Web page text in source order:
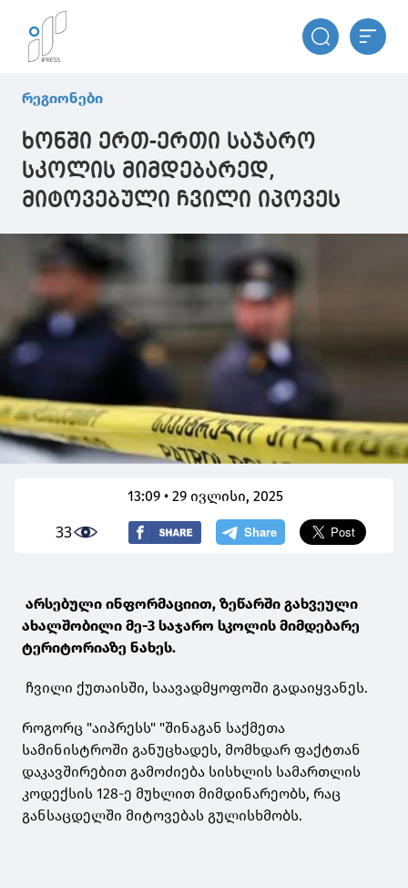
რეგიონები
ხონში ერთ-ერთი საჯარო
სკოლის მიმდებარედ,
მიტოვებული ჩვილი იპოვეს
13:09 • 29 ივლისი, 2025
33
არსებული ინფორმაციით, ზეწარში გახვეული
ახალშობილი მე-3 საჯარო სკოლის მიმდებარე
ტერიტორიაზე ნახეს.
ჩვილი ქუთაისში, საავადმყოფოში გადაიყვანეს.
როგორც "აიპრესს" "შინაგან საქმეთა
სამინისტროში განუცხადეს, მომხდარ ფაქტთან
დაკავშირებით გამოძიება სისხლის სამართლის
კოდექსის 128-ე მუხლით მიმდინარეობს, რაც
განსაცდელში მიტოვებას გულისხმობს.